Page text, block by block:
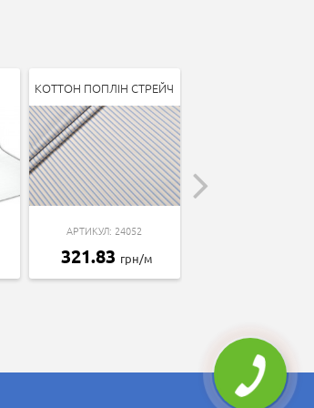
КОТТОН ПОПЛІН СТРЕЙЧ
АРТИКУЛ: 24052
321.83 грн/м